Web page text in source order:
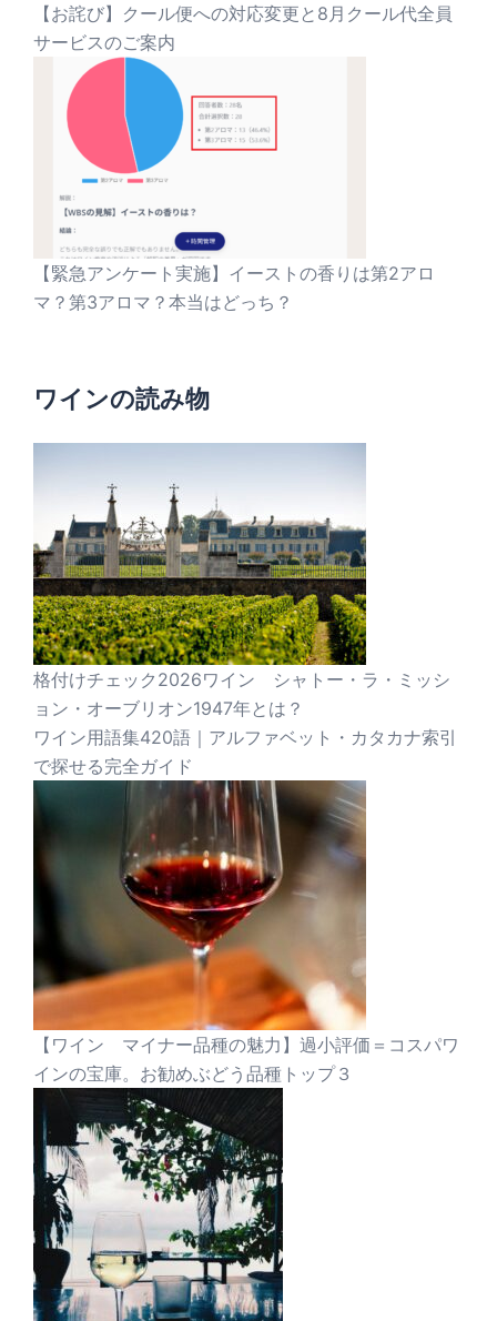
【お詫び】クール便への対応変更と8月クール代全員
サービスのご案内
【緊急アンケート実施】イーストの香りは第2アロ
マ？第3アロマ？本当はどっち？
ワインの読み物
格付けチェック2026ワイン シャトー・ラ・ミッシ
ョン・オーブリオン1947年とは？
ワイン用語集420語｜アルファベット・カタカナ索引
で探せる完全ガイド
【ワイン マイナー品種の魅力】過小評価＝コスパワ
インの宝庫。お勧めぶどう品種トップ３